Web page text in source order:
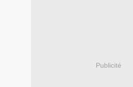
Publicité